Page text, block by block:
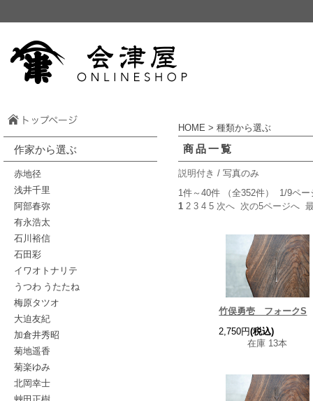
作家から選ぶ
赤地径
浅井千里
阿部春弥
有永浩太
石川裕信
石田彩
イワオトナリテ
うつわ うたたね
梅原タツオ
大迫友紀
加倉井秀昭
菊地遥香
菊楽ゆみ
北岡幸士
HOME > 種類から選ぶ
商品一覧
説明付き / 写真のみ
1件～40件 （全352件） 1/9ペー
1 2 3 4 5 次へ 次の5ページへ
竹俣勇壱 フォークS
2,750円(税込)
在庫 13本